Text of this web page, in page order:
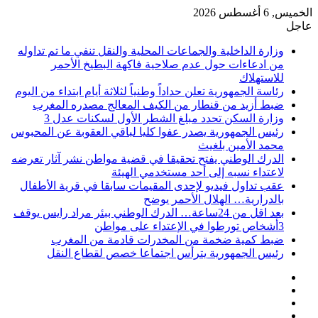
الخميس, 6 أغسطس 2026
عاجل
وزارة الداخلية والجماعات المحلية والنقل تنفي ما تم تداوله
من ادعاءات حول عدم صلاحية فاكهة البطيخ الأحمر
للاستهلاك
رئاسة الجمهورية تعلن حداداً وطنياً لثلاثة أيام ابتداء من اليوم
ضبط أزيد من قنطار من الكيف المعالج مصدره المغرب
وزارة السكن تحدد مبلغ الشطر الأول لسكنات عدل 3
رئيس الجمهورية يصدر عفوا كليا لباقي العقوبة عن المحبوس
محمد الأمين بلغيث
الدرك الوطني يفتح تحقيقا في قضية مواطن نشر آثار تعرضه
لاعتداء نسبه إلى أحد مستخدمي الهيئة
عقب تداول فيديو لإحدى المقيمات سابقا في قرية الأطفال
بالدرارية… الهلال الأحمر يوضح
بعد اقل من 24ساعة… الدرك الوطني ببئر مراد رايس يوقف
3أشخاص تورطوا في الإعتداء على مواطن
ضبط كمية ضخمة من المخدرات قادمة من المغرب
رئيس الجمهورية يترأس اجتماعا خصص لقطاع النقل